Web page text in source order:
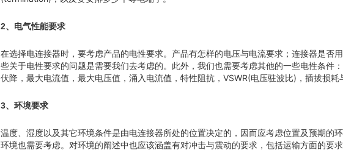
2、电气性能要求
在选择电连接器时，要考虑产品的电性要求。产品有怎样的电压与电流要求；连接器是否
些关于电性要求的问题是需要我们去考虑的。此外，我们也需要考虑其他的一些电性条件
伏降，最大电流值，最大电压值，涌入电流值，特性阻抗，VSWR(电压驻波比)，插拔损耗
3、环境要求
温度、湿度以及其它环境条件是由电连接器所处的位置决定的，因而应考虑位置及预期的
环境也需要考虑。对环境的阐述中也应该涵盖有对冲击与震动的要求，包括运输方面的要